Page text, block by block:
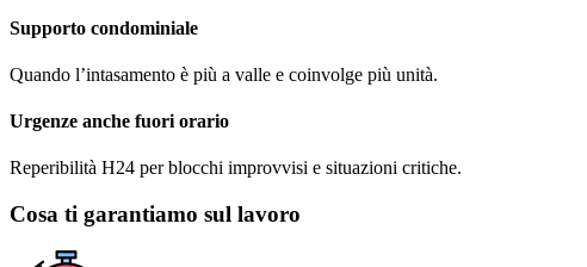
Supporto condominiale
Quando l’intasamento è più a valle e coinvolge più unità.
Urgenze anche fuori orario
Reperibilità H24 per blocchi improvvisi e situazioni critiche.
Cosa ti garantiamo sul lavoro